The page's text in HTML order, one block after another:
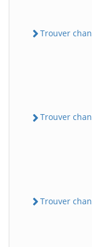
Trouver
Trouver
Trouver